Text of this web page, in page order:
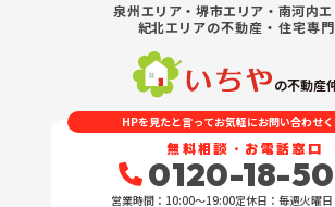
泉州エリア・堺市エリア・南河内エ
紀北エリアの不動産・住宅専
の不動産
HPを見たと言ってお気軽にお問い合わせ
無料相談・お電話窓口
0120-18-
営業時間：10:00〜19:00定休日：毎週火曜